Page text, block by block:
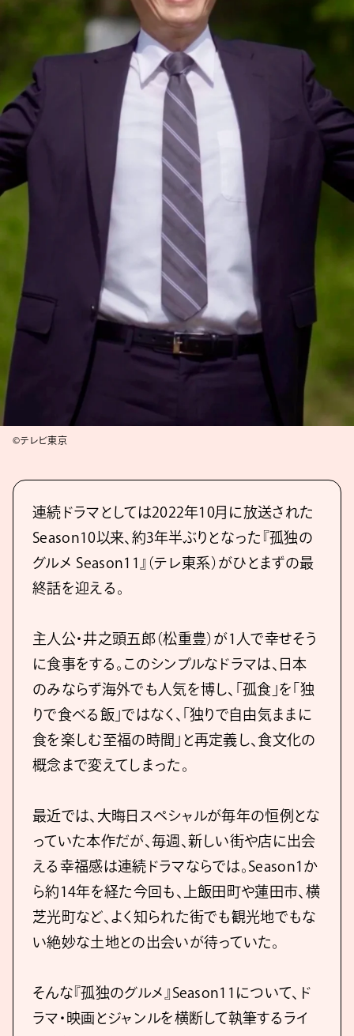
©テレビ東京
連続ドラマとしては2022年10月に放送された
Season10以来、約3年半ぶりとなった『孤独の
グルメ Season11』（テレ東系）がひとまずの最
終話を迎える。
主人公・井之頭五郎（松重豊）が1人で幸せそう
に食事をする。このシンプルなドラマは、日本
のみならず海外でも人気を博し、「孤食」を「独
りで食べる飯」ではなく、「独りで自由気ままに
食を楽しむ至福の時間」と再定義し、食文化の
概念まで変えてしまった。
最近では、大晦日スペシャルが毎年の恒例とな
っていた本作だが、毎週、新しい街や店に出会
える幸福感は連続ドラマならでは。Season1か
ら約14年を経た今回も、上飯田町や蓮田市、横
芝光町など、よく知られた街でも観光地でもな
い絶妙な土地との出会いが待っていた。
そんな『孤独のグルメ』Season11について、ド
ラマ・映画とジャンルを横断して執筆するライ